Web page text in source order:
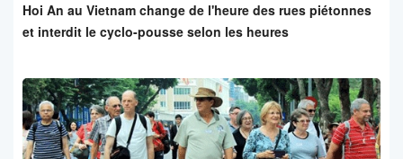
Hoi An au Vietnam change de l'heure des rues piétonnes
et interdit le cyclo-pousse selon les heures